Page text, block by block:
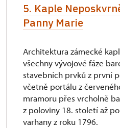
5. Kaple
Panny Marie
Architektura zámecké
všechny vývojové fáze
stavebních prvků z první
včetně portálu z
mramoru přes vrcholně
z poloviny 18. století až
varhany z roku 1796.